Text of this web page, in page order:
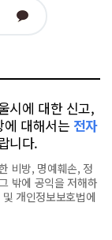
카
시에 대한 신고,
대해서는 전자
니다.
비방, 명예훼손, 정
밖에 공익을 저해하
개인정보보호법에